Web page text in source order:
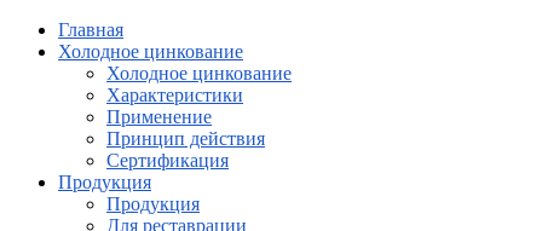
Главная
Холодное цинкование
Холодное цинкование
Характеристики
Применение
Принцип действия
Сертификация
Продукция
Продукция
Для реставрации